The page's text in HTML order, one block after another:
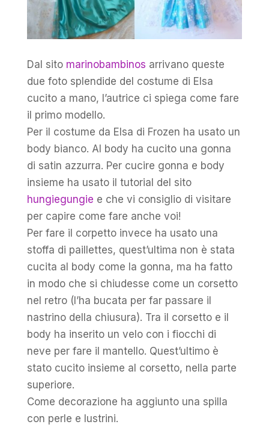
Dal sito marinobambinos arrivano queste
due foto splendide del costume di Elsa
cucito a mano, l’autrice ci spiega come fare
il primo modello.
Per il costume da Elsa di Frozen ha usato un
body bianco. Al body ha cucito una gonna
di satin azzurra. Per cucire gonna e body
insieme ha usato il tutorial del sito
hungiegungie e che vi consiglio di visitare
per capire come fare anche voi!
Per fare il corpetto invece ha usato una
stoffa di paillettes, quest’ultima non è stata
cucita al body come la gonna, ma ha fatto
in modo che si chiudesse come un corsetto
nel retro (l’ha bucata per far passare il
nastrino della chiusura). Tra il corsetto e il
body ha inserito un velo con i fiocchi di
neve per fare il mantello. Quest’ultimo è
stato cucito insieme al corsetto, nella parte
superiore.
Come decorazione ha aggiunto una spilla
con perle e lustrini.